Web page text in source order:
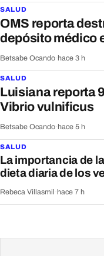
SALUD
OMS reporta
depósito médico
Betsabe Ocando hace 3 h
SALUD
Luisiana reporta
Vibrio vulnificus
Betsabe Ocando hace 5 h
SALUD
La importancia de
dieta diaria de los
Rebeca Villasmil hace 7 h